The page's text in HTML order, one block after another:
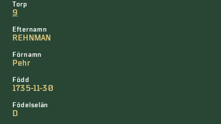
Torp
9
Efternamn
REHNMAN
Förnamn
Pehr
Född
1735-11-30
Födelselän
D